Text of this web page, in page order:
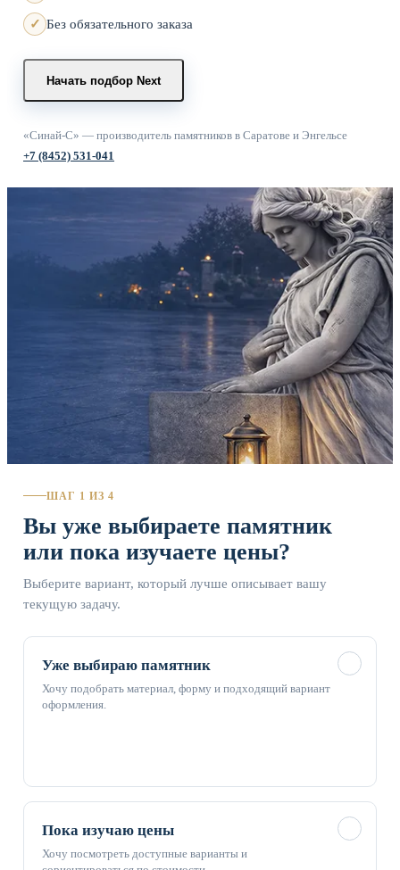
Без обязательного заказа
Начать подбор Next
«Синай-С» — производитель памятников в Саратове и Энгельсе
+7 (8452) 531-041
ШАГ 1 ИЗ 4
Вы уже выбираете памятник
или пока изучаете цены?
Выберите вариант, который лучше описывает вашу
текущую задачу.
Уже выбираю памятник
Хочу подобрать материал, форму и подходящий вариант
оформления.
Пока изучаю цены
Хочу посмотреть доступные варианты и